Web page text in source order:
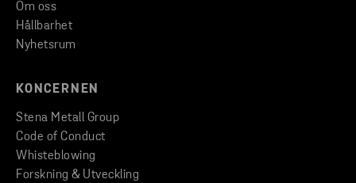
Om oss
Hållbarhet
Nyhetsrum
KONCERNEN
Stena Metall Group
Code of Conduct
Whisteblowing
Forskning & Utveckling